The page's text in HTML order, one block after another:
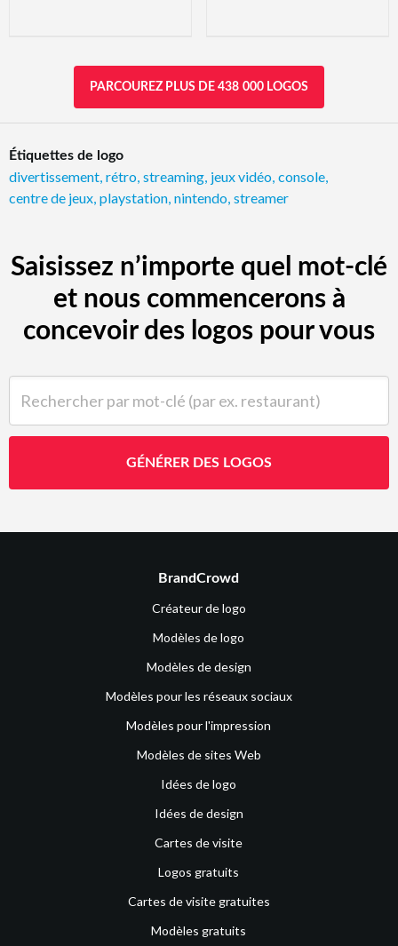
PARCOUREZ PLUS DE 438 000 LOGOS
Étiquettes de logo
divertissement rétro streaming jeux vidéo console
centre de jeux playstation nintendo streamer
Saisissez n’importe quel mot-clé
et nous commencerons à
concevoir des logos pour vous
GÉNÉRER DES LOGOS
BrandCrowd
Créateur de logo
Modèles de logo
Modèles de design
Modèles pour les réseaux sociaux
Modèles pour l'impression
Modèles de sites Web
Idées de logo
Idées de design
Cartes de visite
Logos gratuits
Cartes de visite gratuites
Modèles gratuits